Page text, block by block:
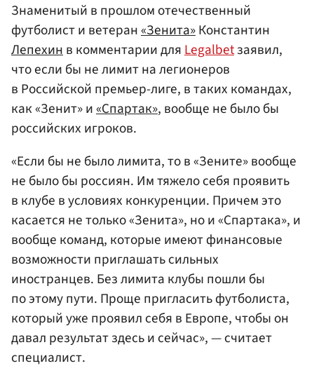
Знаменитый в прошлом отечественный
футболист и ветеран«Зенита»Константин
Лепехинв комментарии дляLegalbetзаявил,
что если бы не лимит на легионеров
в Российской премьер-лиге, в таких командах,
как «Зенит» и«Спартак», вообще не было бы
российских игроков.
«Если бы не было лимита, то в «Зените» вообще
не было бы россиян. Им тяжело себя проявить
в клубе в условиях конкуренции. Причем это
касается не только «Зенита», но и «Спартака», и
вообще команд, которые имеют финансовые
возможности приглашать сильных
иностранцев. Без лимита клубы пошли бы
по этому пути. Проще пригласить футболиста,
который уже проявил себя в Европе, чтобы он
давал результат здесь и сейчас», — считает
специалист.